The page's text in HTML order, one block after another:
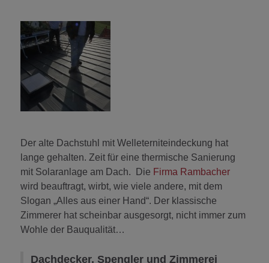
Der alte Dachstuhl mit Welleterniteindeckung hat
lange gehalten. Zeit für eine thermische Sanierung
mit Solaranlage am Dach. Die Firma Rambacher
wird beauftragt, wirbt, wie viele andere, mit dem
Slogan „Alles aus einer Hand“. Der klassische
Zimmerer hat scheinbar ausgesorgt, nicht immer zum
Wohle der Bauqualität…
Dachdecker, Spengler und Zimmerei